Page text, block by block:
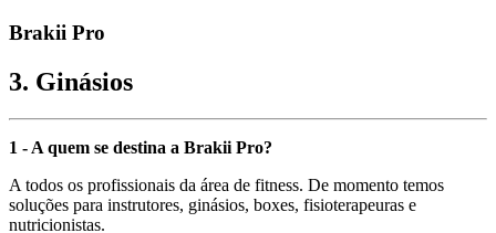
Brakii Pro
3. Ginásios
1 - A quem se destina a Brakii Pro?
A todos os profissionais da área de fitness. De momento temos
soluções para instrutores, ginásios, boxes, fisioterapeuras e
nutricionistas.